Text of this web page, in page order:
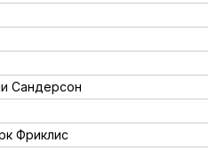
Сандерсон
Фриклис